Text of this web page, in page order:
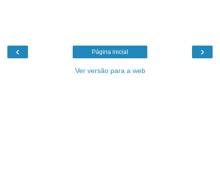
‹ ›
Página inicial
Ver versão para a web